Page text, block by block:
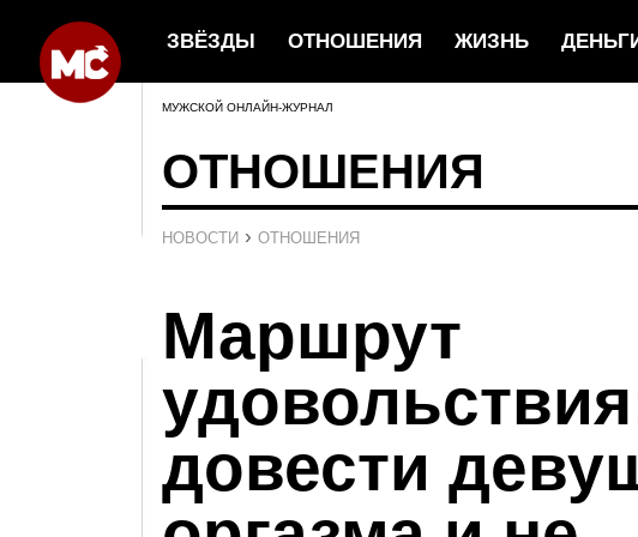
ЗВЁЗДЫ ОТНОШЕНИЯ ЖИЗНЬ
МУЖСКОЙ ОНЛАЙН-ЖУРНАЛ
ОТНОШЕНИЯ
НОВОСТИ › ОТНОШЕНИЯ
Маршрут
довести